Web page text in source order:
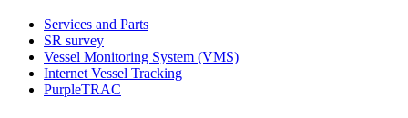
Services and Parts
SR survey
Vessel Monitoring System (VMS)
Internet Vessel Tracking
PurpleTRAC